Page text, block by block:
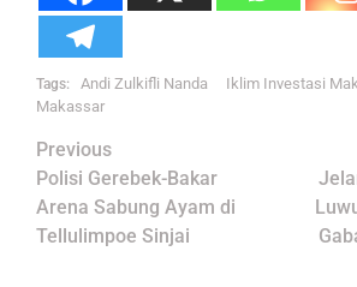
Tags: Andi Zulkifli Nanda Iklim Investasi
Makassar
Post
navigation
Previous
Polisi Gerebek-Bakar
Arena Sabung Ayam di
Tellulimpoe Sinjai